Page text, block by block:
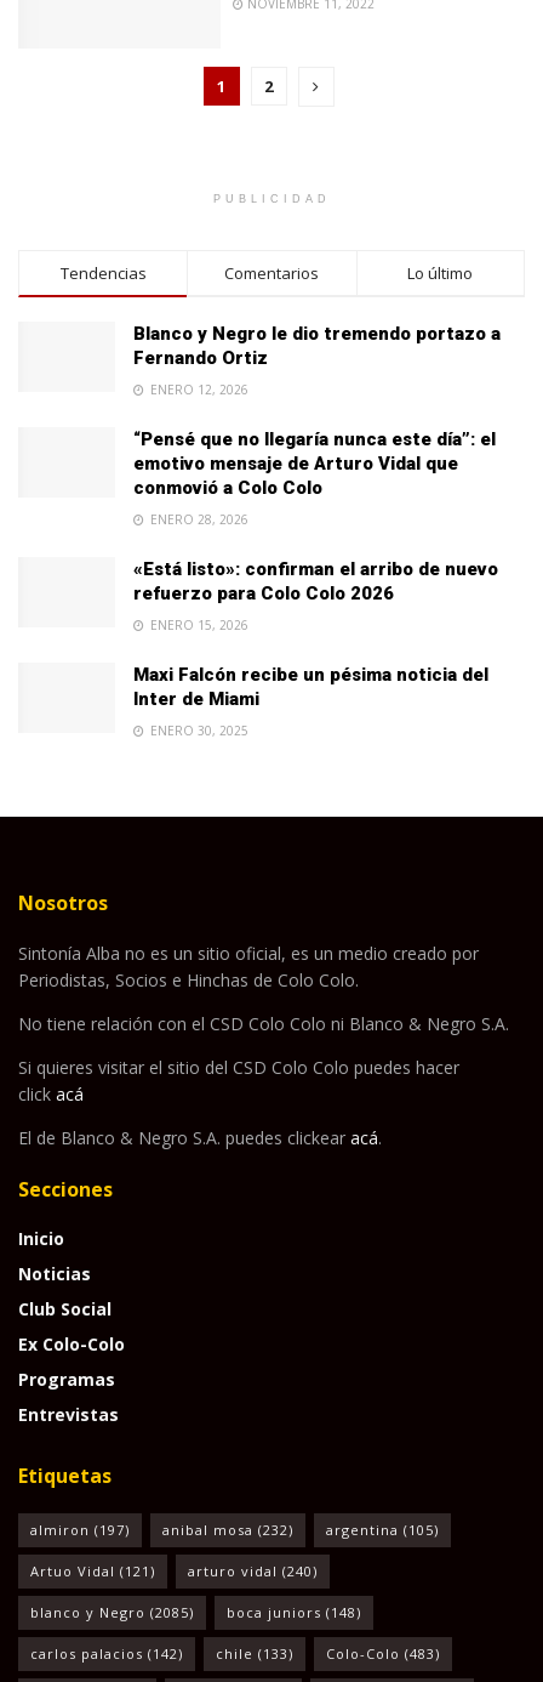
1 2
PUBLICIDAD
Tendencias Comentarios Lo último
Blanco y Negro le dio tremendo portazo a
Fernando Ortiz
ENERO 12, 2026
“Pensé que no llegaría nunca este día”: el
emotivo mensaje de Arturo Vidal que
conmovió a Colo Colo
ENERO 28, 2026
«Está listo»: confirman el arribo de nuevo
refuerzo para Colo Colo 2026
ENERO 15, 2026
Maxi Falcón recibe un pésima noticia del
Inter de Miami
ENERO 30, 2025
Nosotros
Sintonía Alba no es un sitio oficial, es un medio creado por
Periodistas, Socios e Hinchas de Colo Colo.
No tiene relación con el CSD Colo Colo ni Blanco & Negro S.A.
Si quieres visitar el sitio del CSD Colo Colo puedes hacer
click acá
El de Blanco & Negro S.A. puedes clickear acá.
Secciones
Inicio
Noticias
Club Social
Ex Colo-Colo
Programas
Entrevistas
Etiquetas
almiron (197) anibal mosa (232) argentina (105)
Artuo Vidal (121) arturo vidal (240)
blanco y Negro (2085) boca juniors (148)
carlos palacios (142) chile (133) Colo-Colo (483)